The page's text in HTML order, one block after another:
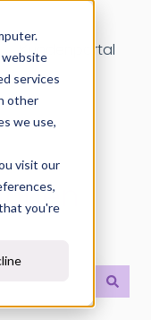
website
services
other
we use,
visit our
you're
Kundenportal
leer ist.